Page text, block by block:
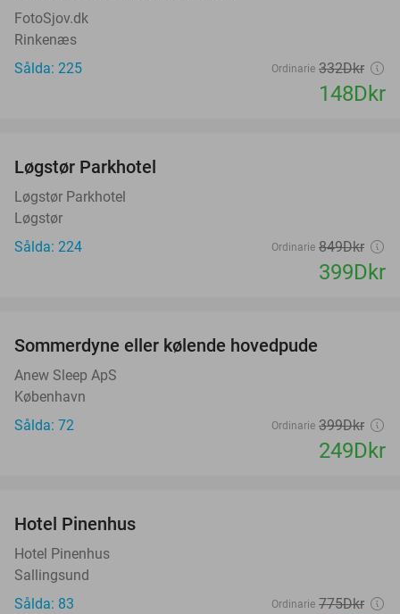
FotoSjov.dk
Rinkenæs
Sålda: 225
Ordinarie 332Dkr
148Dkr
Løgstør Parkhotel
Løgstør Parkhotel
Løgstør
Sålda: 224
Ordinarie 849Dkr
399Dkr
Sommerdyne eller kølende hovedpude
Anew Sleep ApS
København
Sålda: 72
Ordinarie 399Dkr
249Dkr
Hotel Pinenhus
Hotel Pinenhus
Sallingsund
Sålda: 83
Ordinarie 775Dkr